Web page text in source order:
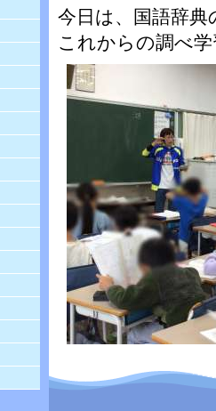
今日は、国語辞
これからの調べ